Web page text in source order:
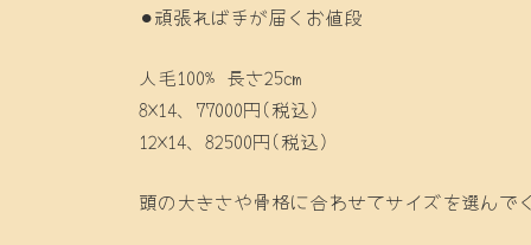
⚫︎頑張れば手が届くお値段
人毛100% 長さ25cm
8×14、77000円(税込)
12×14、82500円(税込)
頭の大きさや骨格に合わせてサイズを選んで